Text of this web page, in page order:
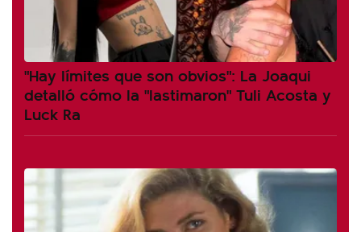
"Hay límites que son obvios": La Joaqui
detalló cómo la "lastimaron" Tuli Acosta y
Luck Ra